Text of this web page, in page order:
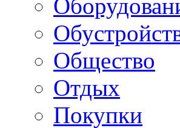
Общество
Отдых
Покупки